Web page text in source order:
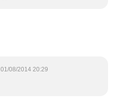
01/08/2014 20:29